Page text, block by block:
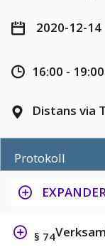
2020-12-14
16:00 - 19:00
Distans via
Protokoll
§ 74